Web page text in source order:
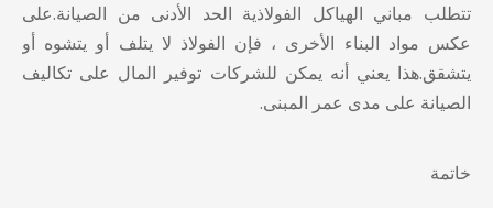
تتطلب مباني الهياكل الفولاذية الحد الأدنى من الصيانة.على
عكس مواد البناء الأخرى ، فإن الفولاذ لا يتلف أو يتشوه أو
يتشقق.هذا يعني أنه يمكن للشركات توفير المال على تكاليف
الصيانة على مدى عمر المبنى.
خاتمة